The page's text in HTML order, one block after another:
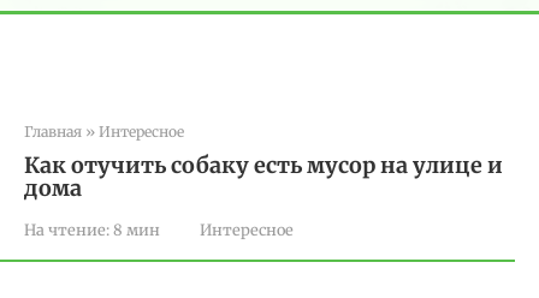
Главная » Интересное
Как отучить собаку есть мусор на улице и
дома
На чтение:8 мин Интересное